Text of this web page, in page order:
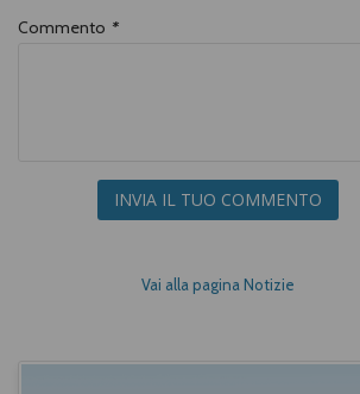
Commento *
INVIA IL TUO COMMENTO
Vai alla pagina Notizie